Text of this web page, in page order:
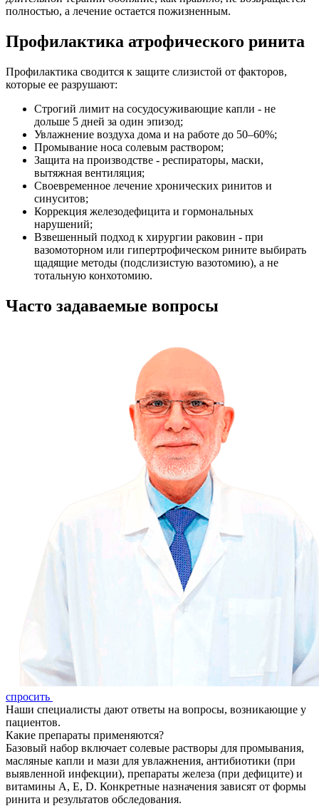
полностью, а лечение остается пожизненным.
Профилактика атрофического ринита
Профилактика сводится к защите слизистой от факторов,
которые ее разрушают:
Строгий лимит на сосудосуживающие капли - не
дольше 5 дней за один эпизод;
Увлажнение воздуха дома и на работе до 50–60%;
Промывание носа солевым раствором;
Защита на производстве - респираторы, маски,
вытяжная вентиляция;
Своевременное лечение хронических ринитов и
синуситов;
Коррекция железодефицита и гормональных
нарушений;
Взвешенный подход к хирургии раковин - при
вазомоторном или гипертрофическом рините выбирать
щадящие методы (подслизистую вазотомию), а не
тотальную конхотомию.
Часто задаваемые вопросы
спросить
Наши специалисты дают ответы на вопросы, возникающие у
пациентов.
Какие препараты применяются?
Базовый набор включает солевые растворы для промывания,
масляные капли и мази для увлажнения, антибиотики (при
выявленной инфекции), препараты железа (при дефиците) и
витамины А, Е, D. Конкретные назначения зависят от формы
ринита и результатов обследования.